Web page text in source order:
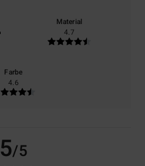
Material
4.7
Farbe
4.6
5/5